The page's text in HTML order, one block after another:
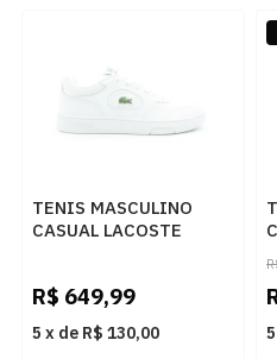
TENIS MASCULINO
CASUAL LACOSTE
R$ 649,99
5 x de R$ 130,00 5